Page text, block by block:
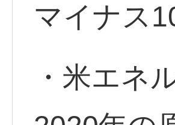
マイナス
・米エネ